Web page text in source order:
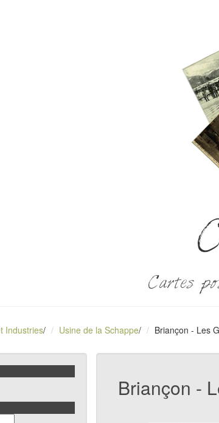
Cartes
Industries/ Usine de la Schappe/ Briançon - Les
Briançon -